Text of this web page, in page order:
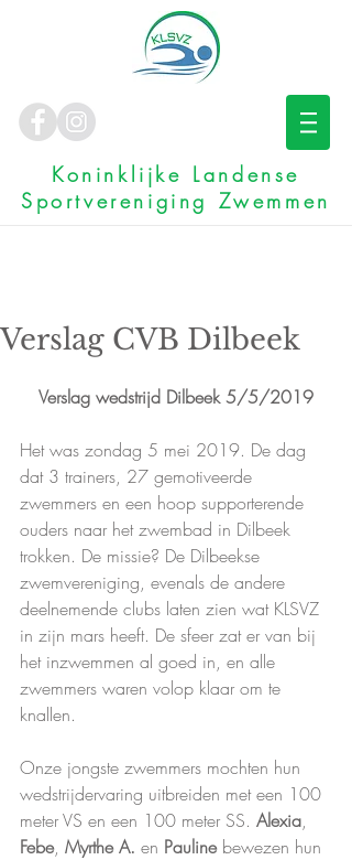
Koninklijke Landense
Sportvereniging Zwemmen
Verslag CVB Dilbeek
Verslag wedstrijd Dilbeek 5/5/2019
Het was zondag 5 mei 2019. De dag
dat 3 trainers, 27 gemotiveerde
zwemmers en een hoop supporterende
ouders naar het zwembad in Dilbeek
trokken. De missie? De Dilbeekse
zwemvereniging, evenals de andere
deelnemende clubs laten zien wat KLSVZ
in zijn mars heeft. De sfeer zat er van bij
het inzwemmen al goed in, en alle
zwemmers waren volop klaar om te
knallen.
Onze jongste zwemmers mochten hun
wedstrijdervaring uitbreiden met een 100
meter VS en een 100 meter SS. Alexia,
Febe, Myrthe A. en Pauline bewezen hun